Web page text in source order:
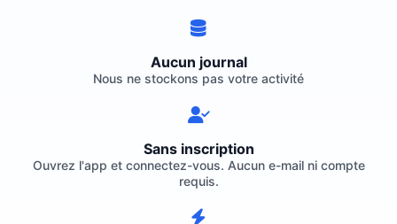
Aucun journal
Nous ne stockons pas votre activité
Sans inscription
Ouvrez l'app et connectez-vous. Aucun e-mail ni compte
requis.